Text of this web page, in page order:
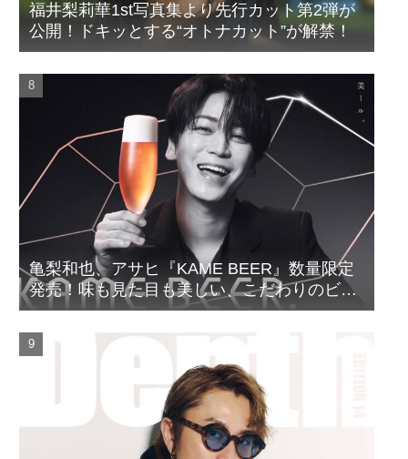
福井梨莉華1st写真集より先行カット第2弾が
公開！ドキッとする“オトナカット”が解禁！
亀梨和也、アサヒ『KAME BEER』数量限定
発売！味も見た目も美しい、こだわりのビー
ルがついに完成